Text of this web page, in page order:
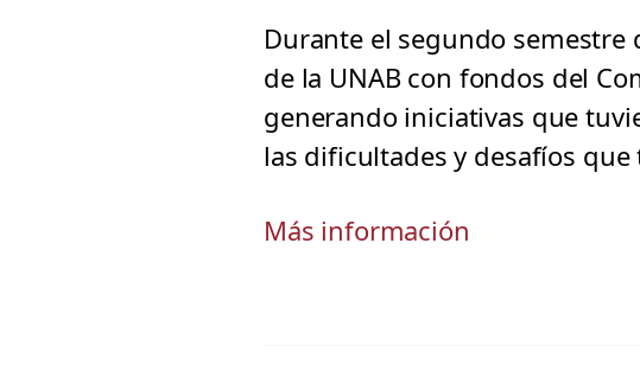
Durante el segundo semestre
de la UNAB con fondos del
generando iniciativas que
las dificultades y desafíos
Más información